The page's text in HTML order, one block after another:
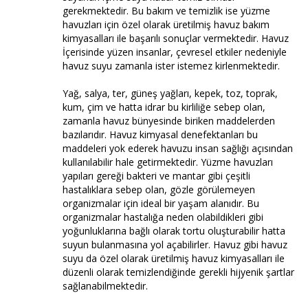
gerekmektedir. Bu bakım ve temizlik ise yüzme
havuzları için özel olarak üretilmiş havuz bakım
kimyasalları ile başarılı sonuçlar vermektedir. Havuz
İçerisinde yüzen insanlar, çevresel etkiler nedeniyle
havuz suyu zamanla ister istemez kirlenmektedir.
Yağ, salya, ter, güneş yağları, kepek, toz, toprak,
kum, çim ve hatta idrar bu kirliliğe sebep olan,
zamanla havuz bünyesinde biriken maddelerden
bazılarıdır. Havuz kimyasal denefektanları bu
maddeleri yok ederek havuzu insan sağlığı açısından
kullanılabilir hale getirmektedir. Yüzme havuzları
yapıları gereği bakteri ve mantar gibi çeşitli
hastalıklara sebep olan, gözle görülemeyen
organizmalar için ideal bir yaşam alanıdır. Bu
organizmalar hastalığa neden olabildikleri gibi
yoğunluklarına bağlı olarak tortu oluşturabilir hatta
suyun bulanmasına yol açabilirler. Havuz gibi havuz
suyu da özel olarak üretilmiş havuz kimyasalları ile
düzenli olarak temizlendiğinde gerekli hijyenik şartlar
sağlanabilmektedir.